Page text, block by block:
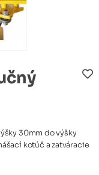
30mm do výšky
kotúč a zatváracie